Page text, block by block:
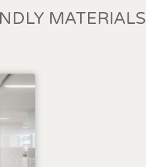
MATERIALS
de